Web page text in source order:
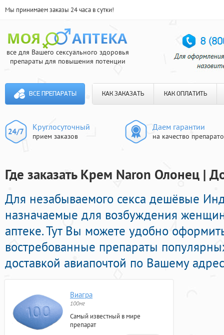
Мы принимаем заказы 24 часа в сутки!
все для Вашего сексуального здоровья
препараты для повышения потенции
ВСЕ ПРЕПАРАТЫ КАК ЗАКАЗАТЬ КАК ОПЛАТИТЬ
Круглосуточный
прием заказов
Даем гарантии
на качество
Где заказать Крем Naron Олонец |
Для незабываемого секса дешёвые
назначаемые для возбуждения
аптеке. Тут Вы можете удобно
востребованные препараты
доставкой авиапочтой по Вашему
Виагра
100мг
Самый известный в мире
препарат